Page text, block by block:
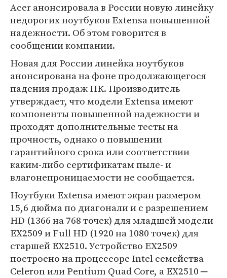
Acer анонсировала в России новую линейку
недорогих ноутбуков Extensa повышенной
надежности. Об этом говорится в
сообщении компании.
Новая для России линейка ноутбуков
анонсирована на фоне продолжающегося
падения продаж ПК. Производитель
утверждает, что модели Extensa имеют
компоненты повышенной надежности и
проходят дополнительные тесты на
прочность, однако о повышении
гарантийного срока или соответствии
каким-либо сертификатам пыле- и
влагонепроницаемости не сообщается.
Ноутбуки Extensa имеют экран размером
15,6 дюйма по диагонали и с разрешением
HD (1366 на 768 точек) для младшей модели
EX2509 и Full HD (1920 на 1080 точек) для
старшей EX2510. Устройство EX2509
построено на процессоре Intel семейства
Celeron или Pentium Quad Core, а EX2510 ─